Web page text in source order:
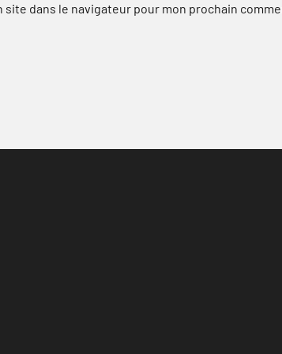
dans le navigateur pour mon prochain